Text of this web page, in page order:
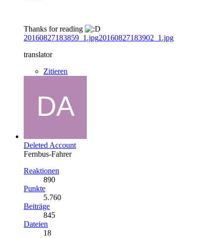
Thanks for reading
20160827183859_1.jpg20160827183902_1.jpg
translator
Zitieren
Deleted Account
Fernbus-Fahrer
Reaktionen
890
Punkte
5.760
Beiträge
845
Dateien
18